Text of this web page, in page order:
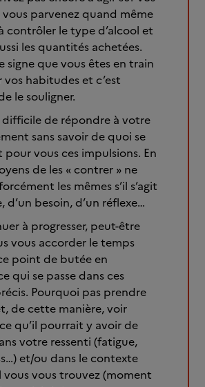
parvenez quand même
contrôler le type d’alcool et
les quantités achetées.
signe que vous êtes en train
habitudes et c’est
le souligner.
difficile de répondre à votre
sans savoir de quoi se
vous ces impulsions. En
de les « contrer » ne
les mêmes s’il s’agit
d’un besoin, d’un réflexe…
à progresser, peut-être
vous accorder le temps
point de butée en
qui se passe dans ces
Pourquoi pas prendre
de cette manière, voir
qu’il pourrait y avoir de
votre ressenti (fatigue,
et/ou dans le contexte
vous vous trouvez (moment